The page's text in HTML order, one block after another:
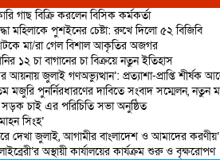
গাছ বিক্রি করলেন বিসিক কর্মকর্তা
মহিলাকে পুশইনের চেষ্টা: রুখে দিলো ৫২ বিজিবি
মা/রা গেল বিশাল আকৃতির অজগর
১২ চা বাগানের চা বিক্রয়ে নতুন ইতিহাস
আয়নায় জুলাই গণঅভ্যুত্থান’: প্রত্যাশা-প্রাপ্তি
মজুরি পুনর্নিরধারণের দাবিতে সংবাদ সম্মেলন,
চাই এর পরিচিতি সভা অনুষ্ঠিত
সিংহ’
দেখা জুলাই, আগামীর বাংলাদেশ ও আমাদের
অস্থায়ী কার্যালয়ের কার্যক্রম শুরু ও বৃক্ষরোপণ